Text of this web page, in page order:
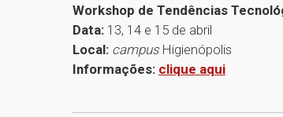
Workshop de Tendências
Data: 13, 14 e 15 de abril
Local: campus Higienópolis
Informações: clique aqui